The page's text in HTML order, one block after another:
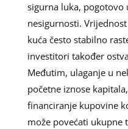
sigurna luka, pogotovo
nesigurnosti.
kuća često stabilno
investitori također
Međutim, ulaganje u
početne iznose
financiranje kupovine
može povećati ukupne